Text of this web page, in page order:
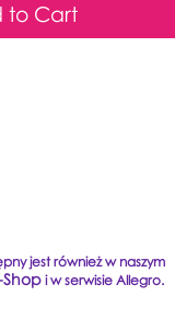
to Cart
jest również w naszym
i w serwisie Allegro.